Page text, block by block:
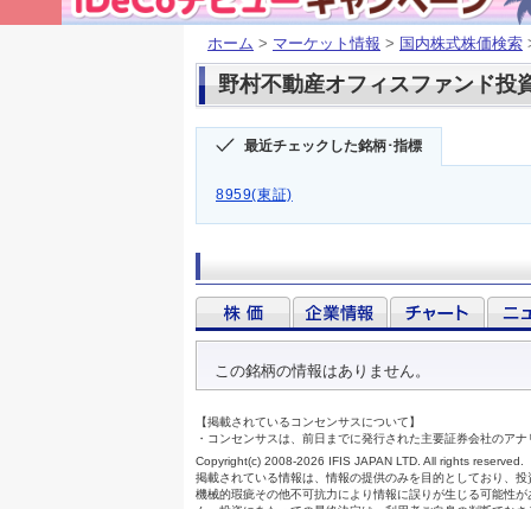
ホーム > マーケット情報 > 国内株式株価検索
野村不動産オフィスファンド投
最近チェックした銘柄･指標
8959(東証)